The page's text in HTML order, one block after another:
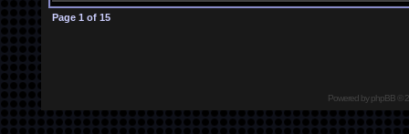
Page 1 of 15
Powered byphpBB©